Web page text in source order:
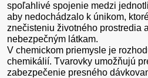
spoľahlivé spojenie medzi
aby nedochádzalo k únikom,
znečisteniu životného prostredia
nebezpečným látkam.
V chemickom priemysle je
chemikálií. Tvarovky umožňujú
zabezpečenie presného